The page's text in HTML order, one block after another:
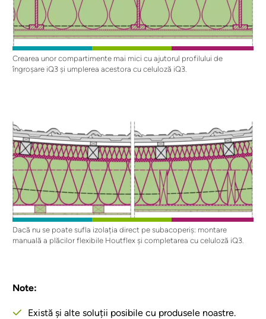
Crearea unor compartimente mai mici cu ajutorul profilului de
îngroșare iQ3 și umplerea acestora cu celuloză iQ3.
Dacă nu se poate sufla izolația direct pe subacoperiș: montare
manuală a plăcilor flexibile Houtflex și completarea cu celuloză iQ3.
Note:
Există și alte soluții posibile cu produsele noastre.